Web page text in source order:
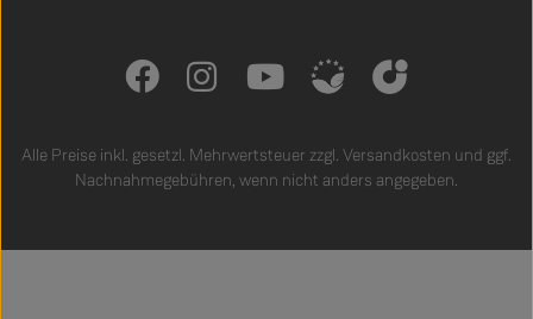
Alle Preise inkl. gesetzl. Mehrwertsteuer zzgl. Versandkosten und ggf.
Nachnahmegebühren, wenn nicht anders angegeben.